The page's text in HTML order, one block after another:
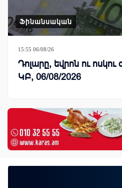
Ֆինանսական
15:55 06/08/26
Դոլարը, եվրոն ու ոսկու
ԿԲ, 06/08/2026